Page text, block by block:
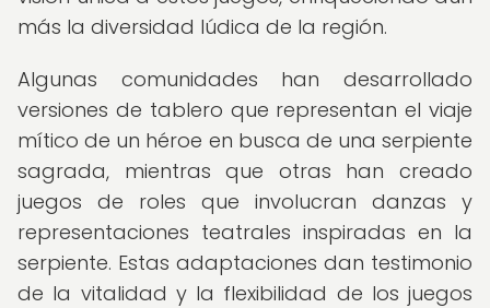
más la diversidad lúdica de la región.
Algunas comunidades han desarrollado
versiones de tablero que representan el viaje
mítico de un héroe en busca de una serpiente
sagrada, mientras que otras han creado
juegos de roles que involucran danzas y
representaciones teatrales inspiradas en la
serpiente. Estas adaptaciones dan testimonio
de la vitalidad y la flexibilidad de los juegos